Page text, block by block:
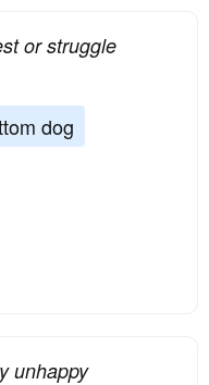
or struggle
dog
unhappy